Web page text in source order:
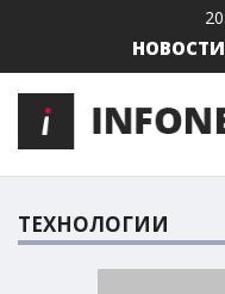
ТЕХНОЛОГИИ